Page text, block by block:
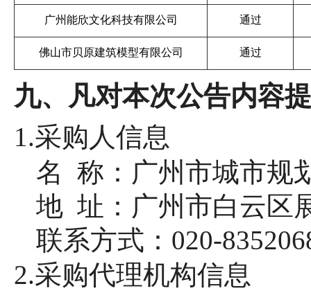
广州能欣文化科技有限公司 通过
佛山市贝原建筑模型有限公司 通过
九、凡对本次公告内容
1.采购人信息
名
称：广州市城市规
地 址：广州市白云区
联系方式： 020-
2.采购代理机构信息